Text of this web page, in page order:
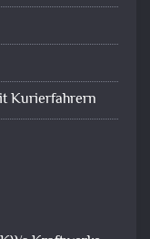
Kurierfahrern